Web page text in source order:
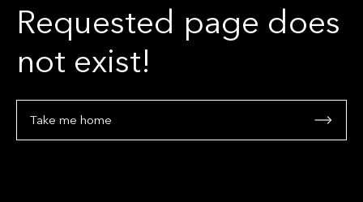
Requested page does
not exist!
Take me home